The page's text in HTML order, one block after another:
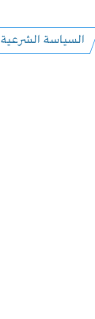
السياسة الشرعية